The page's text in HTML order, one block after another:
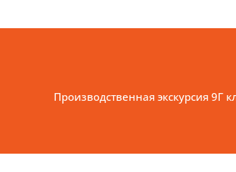
Производственная экскурсия 9Г